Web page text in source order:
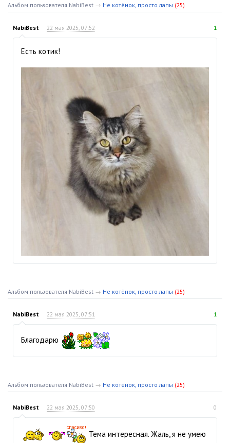
Альбом пользователя NabiBest → Не котёнок, просто лапы (25)
NabiBest 22 мая 2025, 07:52 1
Есть котик!
Альбом пользователя NabiBest → Не котёнок, просто лапы (25)
NabiBest 22 мая 2025, 07:51 1
Благодарю
Альбом пользователя NabiBest → Не котёнок, просто лапы (25)
NabiBest 22 мая 2025, 07:50 0
Тема интересная. Жаль, я не умею